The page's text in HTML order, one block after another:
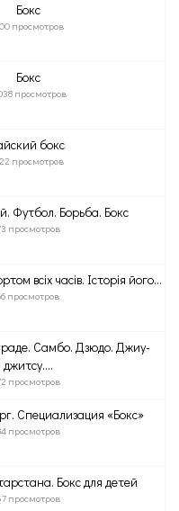
Бокс
просмотров
Бокс
просмотров
бокс
просмотров
Футбол. Борьба. Бокс
просмотров
всіх часів. Історія його...
просмотров
Самбо. Дзюдо. Джиу-
джитсу....
просмотров
Специализация «Бокс»
просмотров
Бокс для детей
просмотров